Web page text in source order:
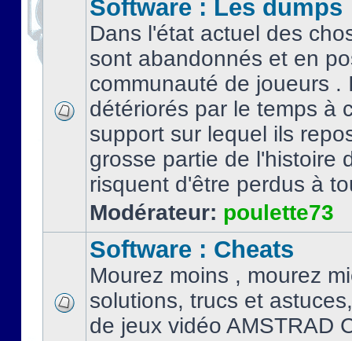
Software : Les dumps
Dans l'état actuel des
sont abandonnés et en
communauté de joueurs .
détériorés par le temps à
support sur lequel ils
grosse partie de l'histoire
risquent d'être perdus à
Modérateur: poulette73
Software : Cheats
Mourez moins , mourez
solutions, trucs et
de jeux vidéo AMSTRAD